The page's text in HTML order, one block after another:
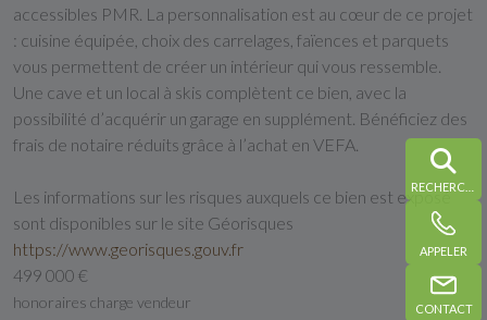
APPELER
CONTACT
accessibles PMR. La personnalisation est au cœur de ce projet
: cuisine équipée, choix des carrelages, faïences et parquets
vous permettent de créer un intérieur qui vous ressemble.
Une cave et un local à skis complètent ce bien, avec la
possibilité d’acquérir un garage en supplément. Bénéficiez des
frais de notaire réduits grâce à l’achat en VEFA.
Les informations sur les risques auxquels ce bien est exposé
sont disponibles sur le site Géorisques
https://www.georisques.gouv.fr
499 000 €
honoraires charge vendeur